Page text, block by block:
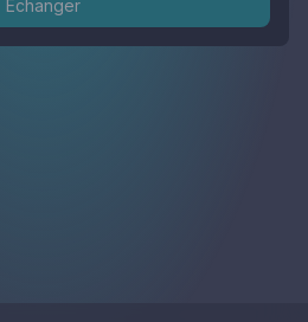
Échanger